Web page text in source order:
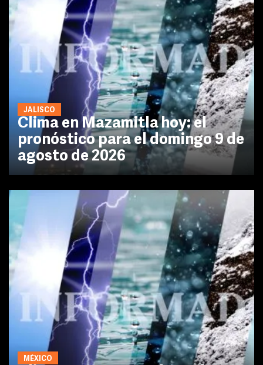
JALISCO
Clima en Mazamitla hoy: el
pronóstico para el domingo 9 de
agosto de 2026
MÉXICO